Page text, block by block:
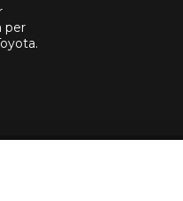
per